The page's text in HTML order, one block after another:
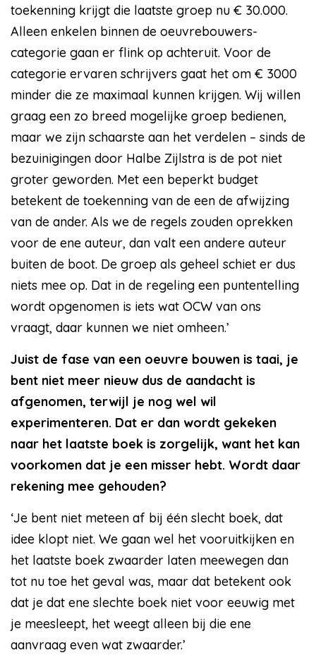
toekenning krijgt die laatste groep nu € 30.000.
Alleen enkelen binnen de oeuvrebouwers-
categorie gaan er flink op achteruit. Voor de
categorie ervaren schrijvers gaat het om € 3000
minder die ze maximaal kunnen krijgen. Wij willen
graag een zo breed mogelijke groep bedienen,
maar we zijn schaarste aan het verdelen – sinds de
bezuinigingen door Halbe Zijlstra is de pot niet
groter geworden. Met een beperkt budget
betekent de toekenning van de een de afwijzing
van de ander. Als we de regels zouden oprekken
voor de ene auteur, dan valt een andere auteur
buiten de boot. De groep als geheel schiet er dus
niets mee op. Dat in de regeling een puntentelling
wordt opgenomen is iets wat OCW van ons
vraagt, daar kunnen we niet omheen.’
Juist de fase van een oeuvre bouwen is taai, je
bent niet meer nieuw dus de aandacht is
afgenomen, terwijl je nog wel wil
experimenteren. Dat er dan wordt gekeken
naar het laatste boek is zorgelijk, want het kan
voorkomen dat je een misser hebt. Wordt daar
rekening mee gehouden?
‘Je bent niet meteen af bij één slecht boek, dat
idee klopt niet. We gaan wel het vooruitkijken en
het laatste boek zwaarder laten meewegen dan
tot nu toe het geval was, maar dat betekent ook
dat je dat ene slechte boek niet voor eeuwig met
je meesleept, het weegt alleen bij die ene
aanvraag even wat zwaarder.’